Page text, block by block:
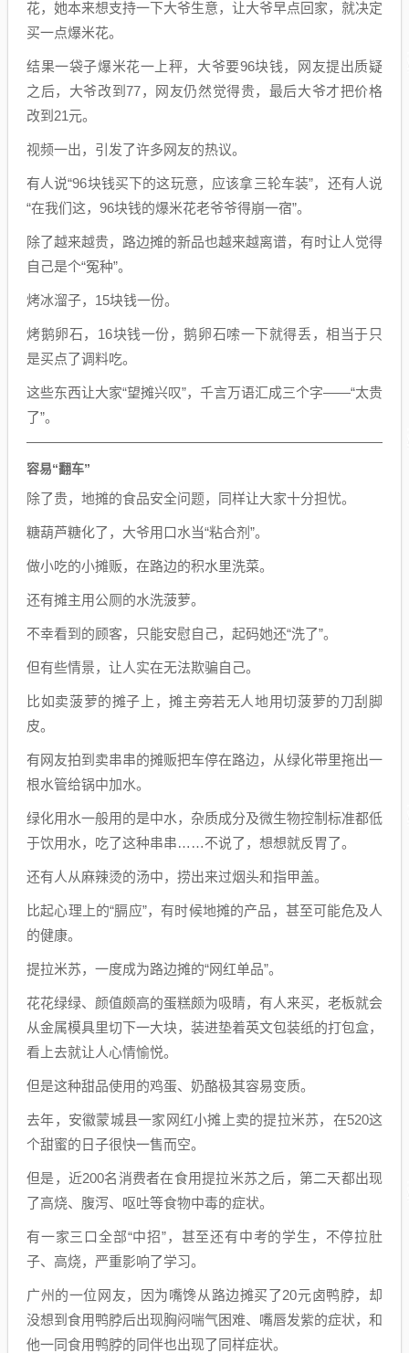
花，她本来想支持一下大爷生意，让大爷早点回家，就决定
买一点爆米花。
结果一袋子爆米花一上秤，大爷要96块钱，网友提出质疑
之后，大爷改到77，网友仍然觉得贵，最后大爷才把价格
改到21元。
视频一出，引发了许多网友的热议。
有人说“96块钱买下的这玩意，应该拿三轮车装”，还有人说
“在我们这，96块钱的爆米花老爷爷得崩一宿”。
除了越来越贵，路边摊的新品也越来越离谱，有时让人觉得
自己是个“冤种”。
烤冰溜子，15块钱一份。
烤鹅卵石，16块钱一份，鹅卵石嗦一下就得丢，相当于只
是买点了调料吃。
这些东西让大家“望摊兴叹”，千言万语汇成三个字——“太贵
了”。
容易“翻车”
除了贵，地摊的食品安全问题，同样让大家十分担忧。
糖葫芦糖化了，大爷用口水当“粘合剂”。
做小吃的小摊贩，在路边的积水里洗菜。
还有摊主用公厕的水洗菠萝。
不幸看到的顾客，只能安慰自己，起码她还“洗了”。
但有些情景，让人实在无法欺骗自己。
比如卖菠萝的摊子上，摊主旁若无人地用切菠萝的刀刮脚
皮。
有网友拍到卖串串的摊贩把车停在路边，从绿化带里拖出一
根水管给锅中加水。
绿化用水一般用的是中水，杂质成分及微生物控制标准都低
于饮用水，吃了这种串串……不说了，想想就反胃了。
还有人从麻辣烫的汤中，捞出来过烟头和指甲盖。
比起心理上的“膈应”，有时候地摊的产品，甚至可能危及人
的健康。
提拉米苏，一度成为路边摊的“网红单品”。
花花绿绿、颜值颇高的蛋糕颇为吸睛，有人来买，老板就会
从金属模具里切下一大块，装进垫着英文包装纸的打包盒，
看上去就让人心情愉悦。
但是这种甜品使用的鸡蛋、奶酪极其容易变质。
去年，安徽蒙城县一家网红小摊上卖的提拉米苏，在520这
个甜蜜的日子很快一售而空。
但是，近200名消费者在食用提拉米苏之后，第二天都出现
了高烧、腹泻、呕吐等食物中毒的症状。
有一家三口全部“中招”，甚至还有中考的学生，不停拉肚
子、高烧，严重影响了学习。
广州的一位网友，因为嘴馋从路边摊买了20元卤鸭脖，却
没想到食用鸭脖后出现胸闷喘气困难、嘴唇发紫的症状，和
他一同食用鸭脖的同伴也出现了同样症状。